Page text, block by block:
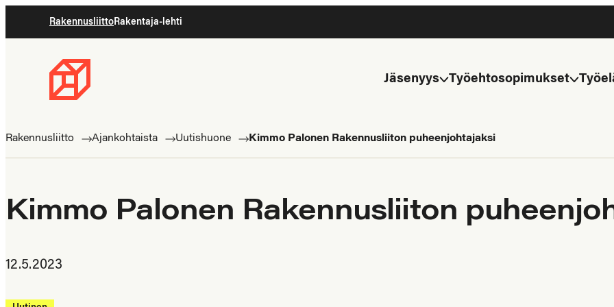
suoraan
RakennusliittoRakentaja-lehti
Rakennusliitto
ammattilaisten
Jäsenyys Työehtosopimukset
Rakennusliitto Ajankohtaista Uutishuone Kimmo Palonen Rakennusliiton puheenjohtajaksi
Kimmo Palonen Rakennusliiton
12.5.2023